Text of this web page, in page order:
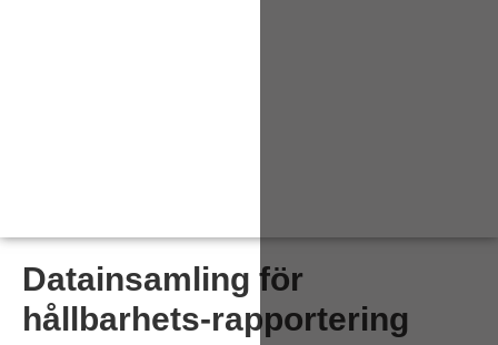
Datainsamling för
hållbarhets-rapportering